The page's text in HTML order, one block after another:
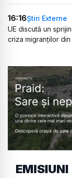
16:16Știri Externe
UE discută un
criza migranților din
EMISIUNI